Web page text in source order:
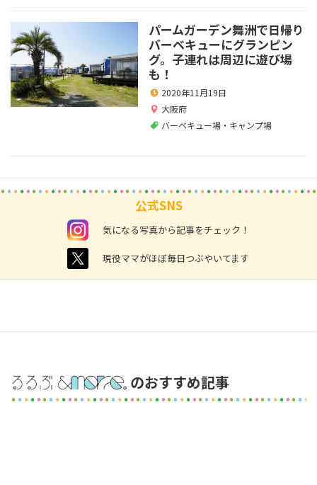
パームガーデン舞洲で日帰り
バーベキューにグランピン
グ。子連れは周辺に遊び場
も！
2020年11月19日
大阪府
バーベキュー場・キャンプ場
公式SNS
instagram 気になる写真から記事をチェック！
twitter 現役ママがほぼ毎日つぶやいてます
のおすすめ記事